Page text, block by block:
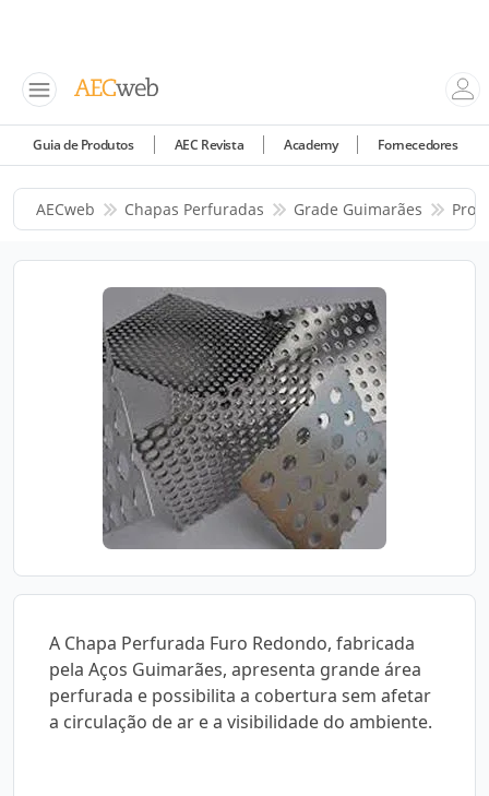
Guia de Produtos AEC Revista Academy Fornecedores
AECweb Chapas Perfuradas Grade Guimarães
A Chapa Perfurada Furo Redondo, fabricada
pela Aços Guimarães, apresenta grande área
perfurada e possibilita a cobertura sem afetar
a circulação de ar e a visibilidade do ambiente.